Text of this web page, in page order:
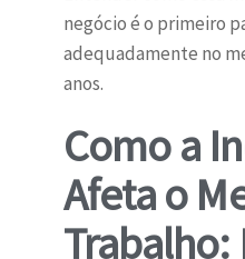
negócio é o primeiro
adequadamente no
anos.
Como a
Afeta o